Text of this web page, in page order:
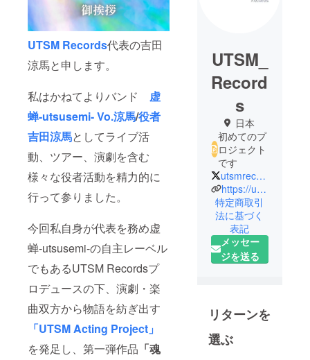
UTSM Records代表の吉田
涼馬と申します。
私はかねてよりバンド 虚
蝉-utsusemi- Vo.涼馬/役者
吉田涼馬としてライブ活
動、ツアー、演劇を含む
様々な役者活動を精力的に
行って参りました。
今回私自身が代表を務め虚
蝉-utsusemi-の自主レーベル
でもあるUTSM Recordsプ
ロデュースの下、演劇・楽
曲双方から物語を紡ぎ出す
「UTSM Acting Project」
を発足し、第一弾作品 「魂
UTSM_
Record
s
日本
初めてのプ
ロジェクト
です
utsmrecords_jp
https://utsm-records.studio.site/
特定商取引
法に基づく
表記
メッセー
ジを送る
リターンを
選ぶ